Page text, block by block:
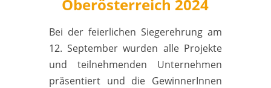
Oberösterreich 2024
Bei der feierlichen Siegerehrung am
12. September wurden alle Projekte
und teilnehmenden Unternehmen
präsentiert und die GewinnerInnen